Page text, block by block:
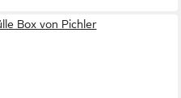
Box von Pichler